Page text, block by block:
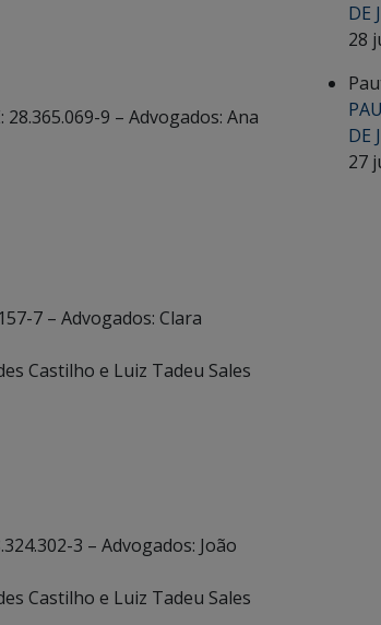
9 – Advogados: Ana
7 – Advogados: Clara
Castilho e Luiz Tadeu Sales
3 – Advogados: João
Castilho e Luiz Tadeu Sales
DE
28
DE
27